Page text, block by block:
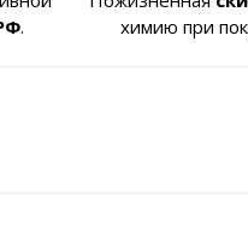
.
химию при